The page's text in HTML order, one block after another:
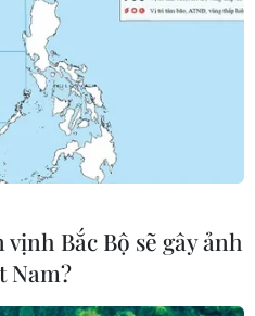
Bắc Bộ sẽ gây ảnh
Nam?